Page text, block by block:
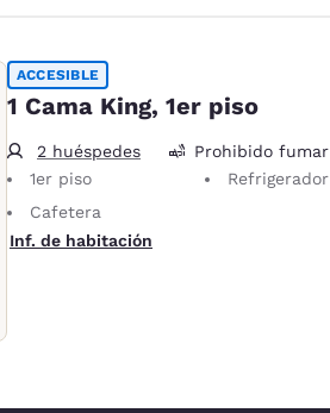
ACCESIBLE
1 Cama King, 1er piso
2 huéspedes Prohibido fumar
1er piso
Refrigerador
Cafetera
Inf. de habitación